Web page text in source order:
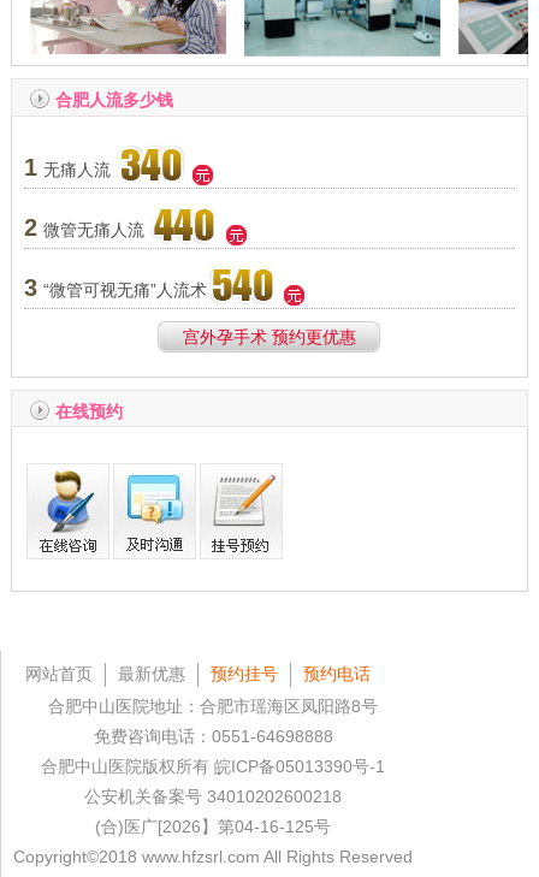
合肥人流多少钱
1 无痛人流
2 微管无痛人流
3 “微管可视无痛”人流术
宫外孕手术 预约更优惠
在线预约
网站首页 最新优惠 预约挂号
预约电话
合肥中山医院地址：合肥市瑶海区凤阳路8号
免费咨询电话：0551-64698888
合肥中山医院版权所有 皖ICP备05013390号-1
公安机关备案号 34010202600218
(合)医广[2026】第04-16-125号
Copyright©2018 www.hfzsrl.com All Rights Reserved